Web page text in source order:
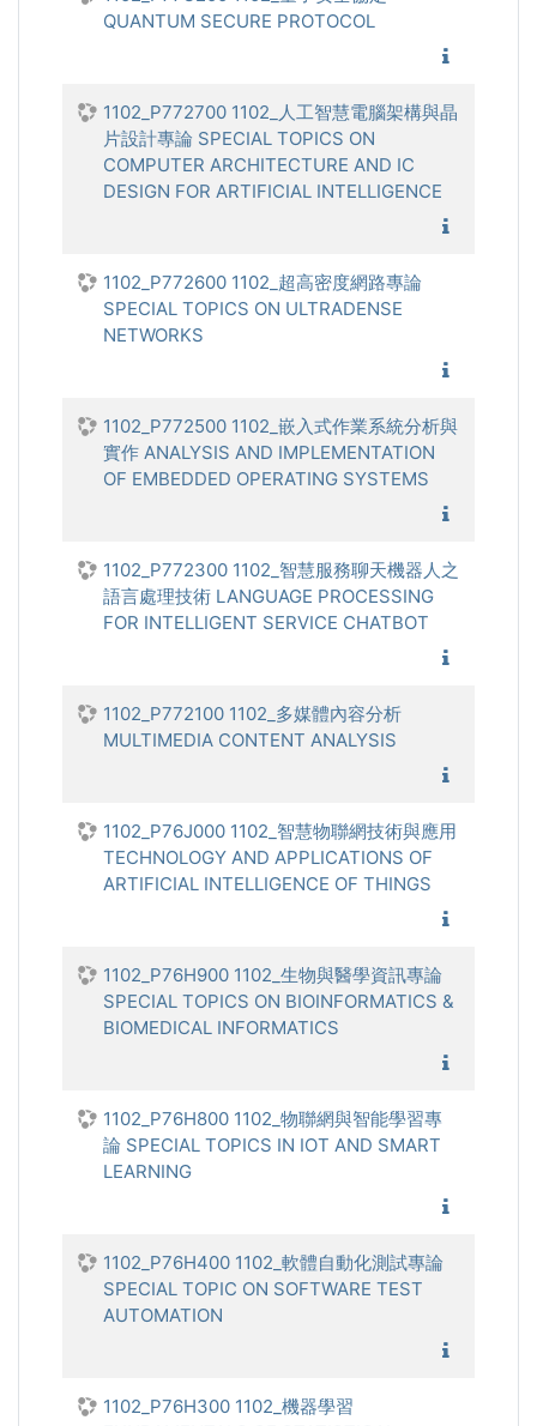
QUANTUM SECURE PROTOCOL
1102_P772700 1102_人工智慧電腦架構與晶
片設計專論 SPECIAL TOPICS ON
COMPUTER ARCHITECTURE AND IC
DESIGN FOR ARTIFICIAL INTELLIGENCE
1102_P772600 1102_超高密度網路專論
SPECIAL TOPICS ON ULTRADENSE
NETWORKS
1102_P772500 1102_嵌入式作業系統分析與
實作 ANALYSIS AND IMPLEMENTATION
OF EMBEDDED OPERATING SYSTEMS
1102_P772300 1102_智慧服務聊天機器人之
語言處理技術 LANGUAGE PROCESSING
FOR INTELLIGENT SERVICE CHATBOT
1102_P772100 1102_多媒體內容分析
MULTIMEDIA CONTENT ANALYSIS
1102_P76J000 1102_智慧物聯網技術與應用
TECHNOLOGY AND APPLICATIONS OF
ARTIFICIAL INTELLIGENCE OF THINGS
1102_P76H900 1102_生物與醫學資訊專論
SPECIAL TOPICS ON BIOINFORMATICS &
BIOMEDICAL INFORMATICS
1102_P76H800 1102_物聯網與智能學習專
論 SPECIAL TOPICS IN IOT AND SMART
LEARNING
1102_P76H400 1102_軟體自動化測試專論
SPECIAL TOPIC ON SOFTWARE TEST
AUTOMATION
1102_P76H300 1102_機器學習